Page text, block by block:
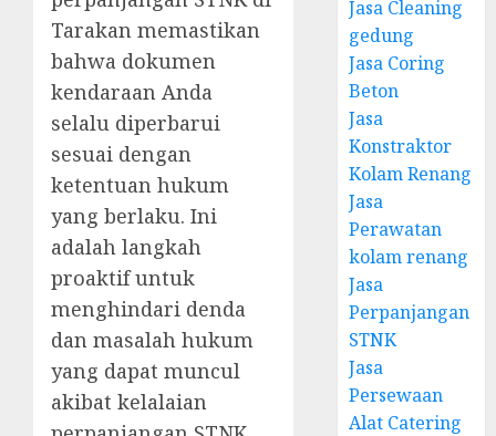
Tarakan memastikan
bahwa dokumen
kendaraan Anda
selalu diperbarui
sesuai dengan
ketentuan hukum
yang berlaku. Ini
adalah langkah
proaktif untuk
menghindari denda
dan masalah hukum
yang dapat muncul
akibat kelalaian
Jasa Cleaning
gedung
Jasa Coring
Beton
Jasa
Konstraktor
Kolam Renang
Jasa
Perawatan
kolam renang
Jasa
Perpanjangan
STNK
Jasa
Persewaan
Alat Catering